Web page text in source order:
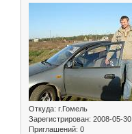
Откуда: г.Гомель
Зарегистрирован: 2008-05-30
Приглашений: 0